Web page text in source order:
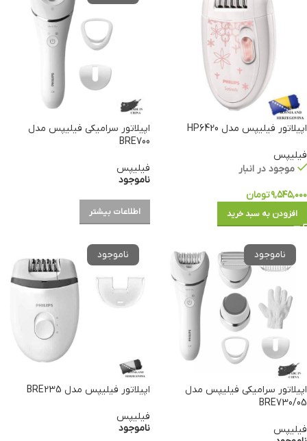
اپیلاتور فیلیپس مدل HP6420
فیلیپس
موجود در انبار
۹,۵۴۵,۰۰۰تومان
افزودن به سبد خرید
اپیلاتور سرامیکی فیلیپس مدل
BRE700
فیلیپس
ناموجود
اطلاعات بیشتر
اپیلاتور سرامیکی فیلیپس مدل
BRE730/05
فیلیپس
اپیلاتور فیلیپس مدل BRE235
فیلیپس
ناموجود